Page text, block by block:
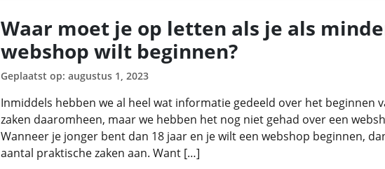
Waar moet je op letten als je als
webshop wilt beginnen?
Geplaatst op: augustus 1, 2023
Inmiddels hebben we al heel wat informatie gedeeld over het beginnen
zaken daaromheen, maar we hebben het nog niet gehad over een
Wanneer je jonger bent dan 18 jaar en je wilt een webshop beginnen,
aantal praktische zaken aan. Want […]